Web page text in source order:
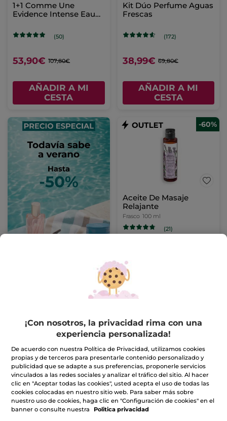
1+1 Comme Une
Evidence Intense Eau
(50)
53,90€ 107,80€
AÑADIR A MI
CESTA
Kit Dúo Perfume Aguas
Frescas
(172)
38,99€ 69,80€
AÑADIR A MI
CESTA
-60%
Aceite De Masaje
Relajante
Frasco 100 ml
(21)
1+1 Ondes Positives -
Concentrado de
Perfume Roll-on
Perfume Mon Evidence
- Eau de Parfum
Frasco en Spray
¡Con nosotros, la privacidad rima con una
experiencia personalizada!
De acuerdo con nuestra Política de Privacidad, utilizamos cookies
propias y de terceros para presentarle contenido personalizado y
publicidad que se adapte a sus preferencias, proponerle servicios
vinculados a las redes sociales y analizar el tráfico del sitio. Al hacer
clic en "Aceptar todas las cookies", usted acepta el uso de todas las
cookies colocadas en nuestro sitio web. Para saber más sobre
nuestro uso de cookies, haga clic en "Configuración de cookies" en el
banner o consulte nuestra
Politica privacidad